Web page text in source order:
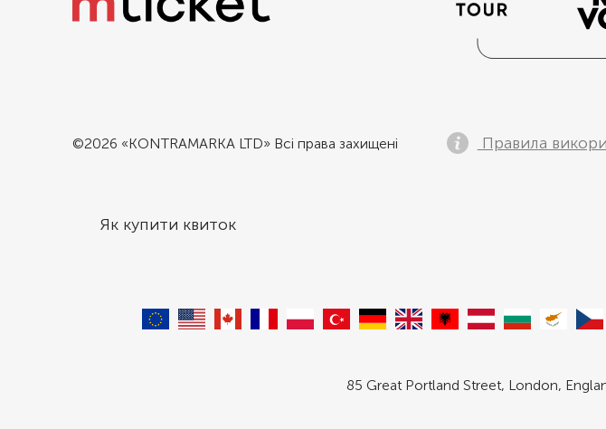
©2026 «KONTRAMARKA LTD» Всі права захищені Правила
Як купити квиток
85 Great Portland Street, London,